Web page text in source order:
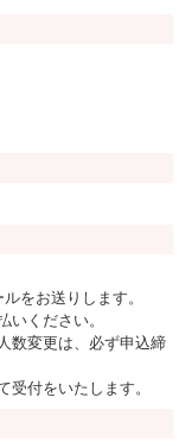
をお送りします。
いください。
数変更は、必ず申込締
受付をいたします。